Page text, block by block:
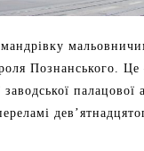
Познанського. Це
палацової